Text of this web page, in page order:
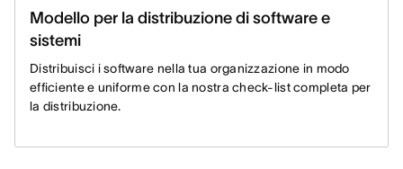
Modello per la distribuzione di software e
sistemi
Distribuisci i software nella tua organizzazione in modo
efficiente e uniforme con la nostra check-list completa per
la distribuzione.